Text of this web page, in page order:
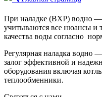
При наладке (ВХР) водно —
учитываются все нюансы и
качества воды согласно
Регулярная наладка водно
залог эффективной и
оборудования включая
теплообменники.